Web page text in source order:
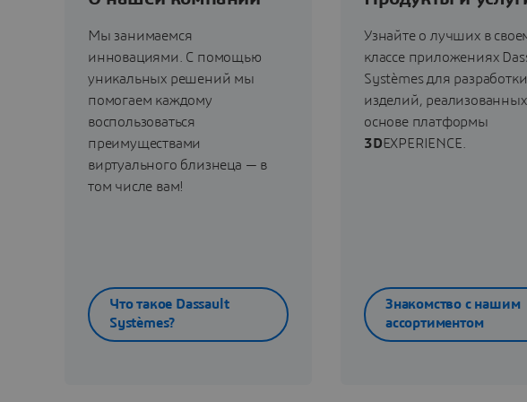
Мы занимаемся
инновациями. С помощью
уникальных решений мы
помогаем каждому
воспользоваться
преимуществами
виртуального близнеца — в
том числе вам!
Что такое Dassault
Systèmes?
Узнайте о лучших в
классе приложениях
Systèmes для разработки
изделий,
основе платформы
3DEXPERIENCE.
Знакомство с нашим
ассортиментом